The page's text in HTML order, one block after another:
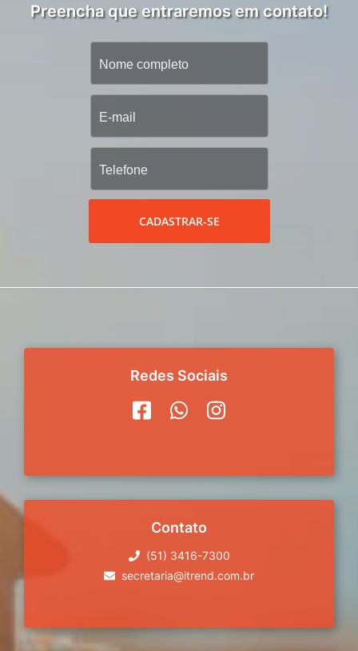
Preencha que entraremos em contato!
CADASTRAR-SE
Redes Sociais
Contato
(51) 3416-7300
secretaria@itrend.com.br